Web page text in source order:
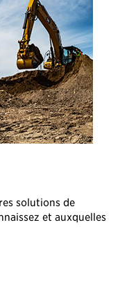
solutions de
et auxquelles